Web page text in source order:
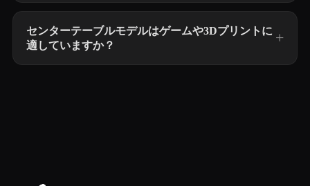
センターテーブルモデルはゲームや3Dプリントに
適していますか？